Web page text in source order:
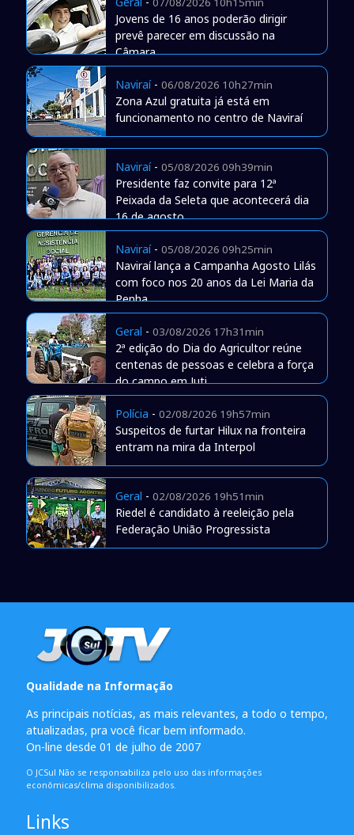
Jovens de 16 anos poderão dirigir
prevê parecer em discussão na
Câmara
Naviraí- 06/08/2026 10h27min
Zona Azul gratuita já está em
funcionamento no centro de Naviraí
Naviraí- 05/08/2026 09h39min
Presidente faz convite para 12ª
Peixada da Seleta que acontecerá dia
16 de agosto
Naviraí- 05/08/2026 09h25min
Naviraí lança a Campanha Agosto Lilás
com foco nos 20 anos da Lei Maria da
Penha
Geral - 03/08/2026 17h31min
2ª edição do Dia do Agricultor reúne
centenas de pessoas e celebra a força
do campo em Juti
Polícia - 02/08/2026 19h57min
Suspeitos de furtar Hilux na fronteira
entram na mira da Interpol
Geral - 02/08/2026 19h51min
Riedel é candidato à reeleição pela
Federação União Progressista
Qualidade na Informação
As principais notícias, as mais relevantes, a todo o tempo,
atualizadas, pra você ficar bem informado.
On-line desde 01 de julho de 2007
O JCSul Não se responsabiliza pelo uso das informações
econômicas/clima disponibilizados.
Links